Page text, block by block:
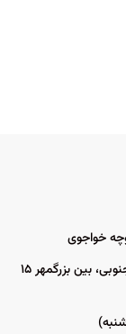
خواجوی
آدرس: مشهد، بلوارملک آباد(بلوارسجاد)، بزرگمهر جنوبی، بین بزرگمهر ۱۵